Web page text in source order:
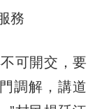
務
可開交，要
調解，講道